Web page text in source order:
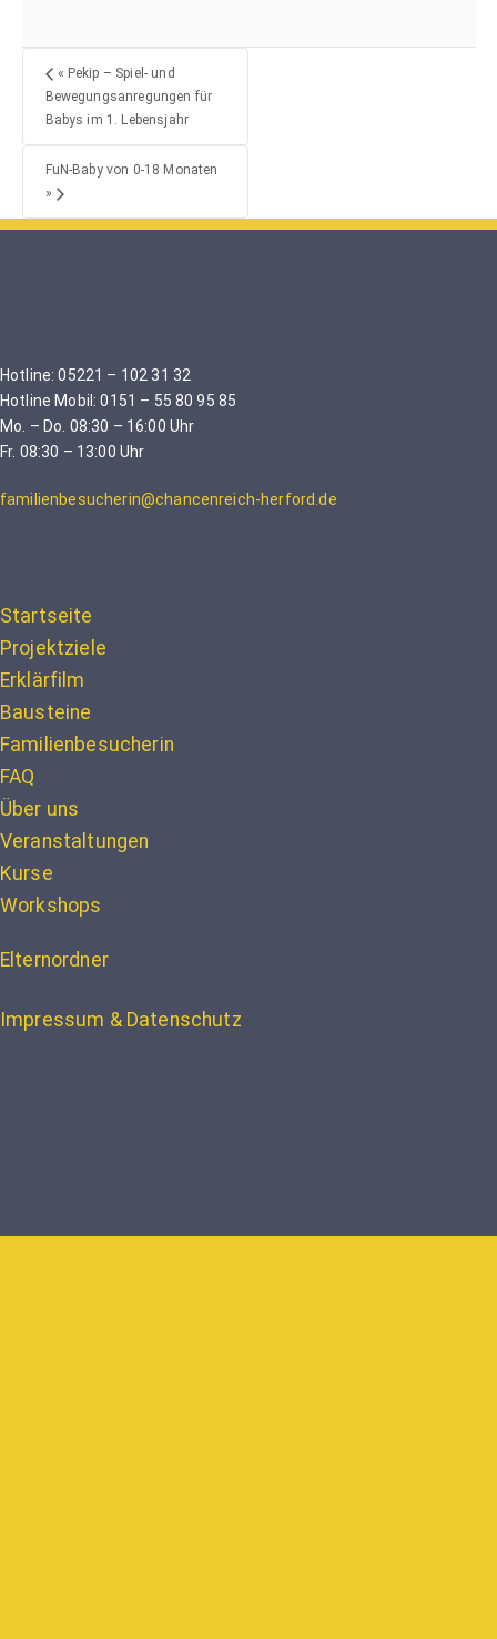
« Pekip – Spiel- und
Bewegungsanregungen für
Babys im 1. Lebensjahr
FuN-Baby von 0-18 Monaten
»
Hotline: 05221 – 102 31 32
Hotline Mobil: 0151 – 55 80 95 85
Mo. – Do. 08:30 – 16:00 Uhr
Fr. 08:30 – 13:00 Uhr
familienbesucherin@chancenreich-herford.de
Startseite
Projektziele
Erklärfilm
Bausteine
Familienbesucherin
FAQ
Über uns
Veranstaltungen
Kurse
Workshops
Elternordner
Impressum & Datenschutz